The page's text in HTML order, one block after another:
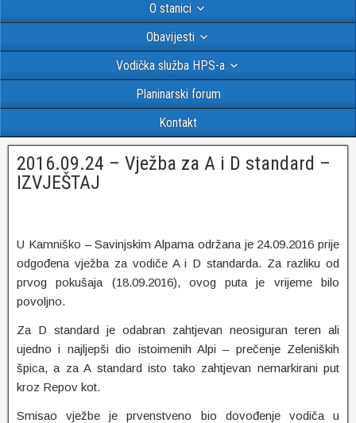
O stanici
Obavijesti
Vodička služba HPS-a
Planinarski forum
Kontakt
2016.09.24 – Vježba za A i D standard –
IZVJEŠTAJ
U Kamniško – Savinjskim Alpama održana je 24.09.2016 prije
odgođena vježba za vodiče A i D standarda. Za razliku od
prvog pokušaja (18.09.2016), ovog puta je vrijeme bilo
povoljno.
Za D standard je odabran zahtjevan neosiguran teren ali
ujedno i najljepši dio istoimenih Alpi – prečenje Zeleniških
špica, a za A standard isto tako zahtjevan nemarkirani put
kroz Repov kot.
Smisao vježbe je prvenstveno bio dovođenje vodiča u